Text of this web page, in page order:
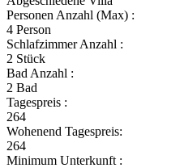
Personen Anzahl (Max) :
4 Person
Schlafzimmer Anzahl :
2 Stück
Bad Anzahl :
2 Bad
Tagespreis :
264
Wohenend Tagespreis:
264
Minimum Unterkunft :